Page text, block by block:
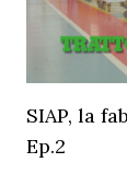
SIAP, la
Ep.2